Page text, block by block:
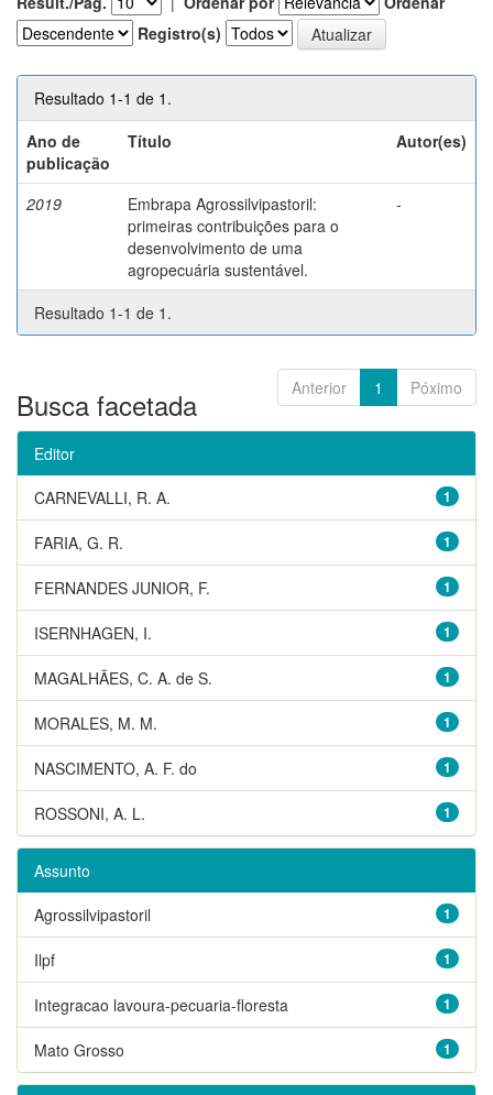
Registro(s)
Resultado 1-1 de 1.
Ano de
publicação
Título Autor(es)
2019
Embrapa Agrossilvipastoril:
primeiras contribuições para o
desenvolvimento de uma
agropecuária sustentável.
-
Resultado 1-1 de 1.
Anterior 1 Póximo
Busca facetada
Editor
1
CARNEVALLI, R. A.
1
FARIA, G. R.
1
FERNANDES JUNIOR, F.
1
ISERNHAGEN, I.
1
MAGALHÃES, C. A. de S.
1
MORALES, M. M.
1
NASCIMENTO, A. F. do
1
ROSSONI, A. L.
Assunto
1
Agrossilvipastoril
1
Ilpf
1
Integracao lavoura-pecuaria-floresta
1
Mato Grosso